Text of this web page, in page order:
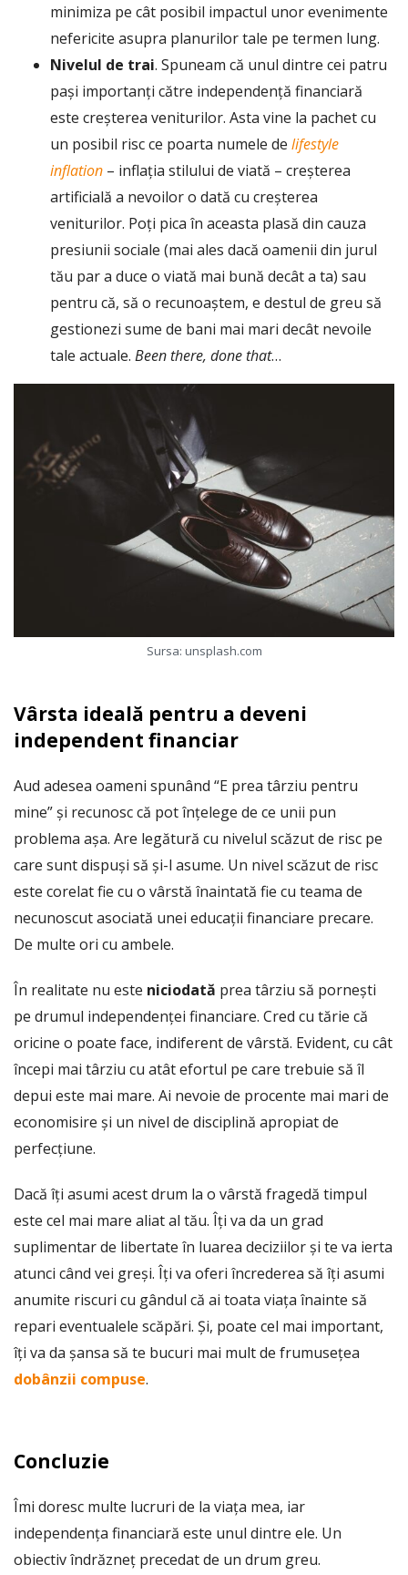
minimiza pe cât posibil impactul unor evenimente
nefericite asupra planurilor tale pe termen lung.
Nivelul de trai. Spuneam că unul dintre cei patru
pași importanți către independență financiară
este creșterea veniturilor. Asta vine la pachet cu
un posibil risc ce poarta numele de lifestyle
inflation – inflația stilului de viată – creșterea
artificială a nevoilor o dată cu creșterea
veniturilor. Poți pica în aceasta plasă din cauza
presiunii sociale (mai ales dacă oamenii din jurul
tău par a duce o viată mai bună decât a ta) sau
pentru că, să o recunoaștem, e destul de greu să
gestionezi sume de bani mai mari decât nevoile
tale actuale. Been there, done that…
Sursa: unsplash.com
Vârsta ideală pentru a deveni
independent financiar
Aud adesea oameni spunând “E prea târziu pentru
mine” și recunosc că pot înțelege de ce unii pun
problema așa. Are legătură cu nivelul scăzut de risc pe
care sunt dispuși să și-l asume. Un nivel scăzut de risc
este corelat fie cu o vârstă înaintată fie cu teama de
necunoscut asociată unei educații financiare precare.
De multe ori cu ambele.
În realitate nu este niciodată prea târziu să pornești
pe drumul independenței financiare. Cred cu tărie că
oricine o poate face, indiferent de vârstă. Evident, cu cât
începi mai târziu cu atât efortul pe care trebuie să îl
depui este mai mare. Ai nevoie de procente mai mari de
economisire și un nivel de disciplină apropiat de
perfecțiune.
Dacă îți asumi acest drum la o vârstă fragedă timpul
este cel mai mare aliat al tău. Îți va da un grad
suplimentar de libertate în luarea deciziilor și te va ierta
atunci când vei greși. Îți va oferi încrederea să îți asumi
anumite riscuri cu gândul că ai toata viața înainte să
repari eventualele scăpări. Și, poate cel mai important,
îți va da șansa să te bucuri mai mult de frumusețea
dobânzii compuse.
Concluzie
Îmi doresc multe lucruri de la viața mea, iar
independența financiară este unul dintre ele. Un
obiectiv îndrăzneț precedat de un drum greu.